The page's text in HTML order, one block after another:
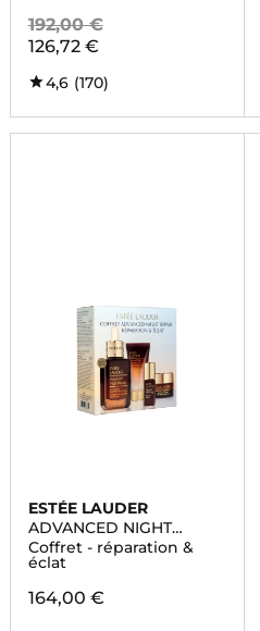
192,00 €
126,72 €
4,6 (170)
ESTÉE LAUDER
ADVANCED NIGHT
REPAIR
Coffret - réparation &
éclat
164,00 €